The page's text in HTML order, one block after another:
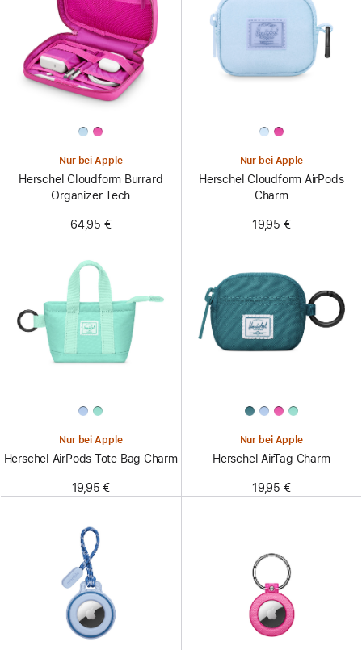
Nur bei Apple
Herschel Cloudform Burrard
Organizer Tech
64,95 €
Nur bei Apple
Herschel Cloudform AirPods
Charm
19,95 €
Nur bei Apple
Herschel AirPods Tote Bag Charm
19,95 €
Nur bei Apple
Herschel AirTag Charm
19,95 €